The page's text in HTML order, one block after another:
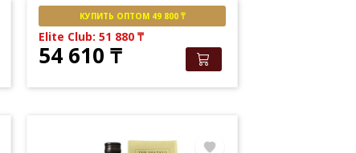
КУПИТЬ ОПТОМ 49 800 ₸
Elite Club: 51 880₸
54 610₸